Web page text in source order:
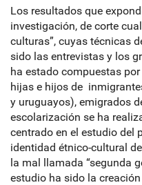
Los resultados que
investigación, de corte
culturas”, cuyas técnicas
sido las entrevistas y los
ha estado compuestas
hijas e hijos de
y uruguayos), emigrados
escolarización se ha
centrado en el estudio del
identidad étnico-cultural
la mal llamada “segunda
estudio ha sido la